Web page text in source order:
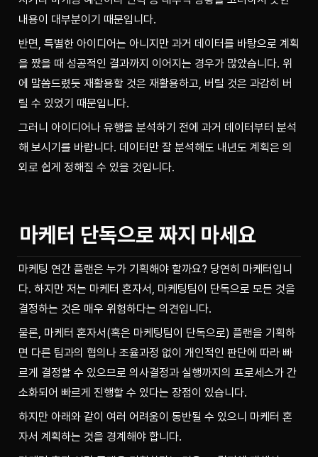
내용이 대부분이기 때문입니다.
반면, 특별한 아이디어는 아니지만 과거 데이터를 바탕으로 계획
을 짰을 때 성공적인 결과까지 이어지는 경우가 많았습니다. 위
에 말씀드렸듯 재활용할 것은 재활용하고, 버릴 것은 과감히 버
릴 수 있었기 때문입니다.
그러니 아이디어나 유행을 분석하기 전에 과거 데이터부터 분석
해 보시기를 바랍니다. 데이터만 잘 분석해도 내년도 계획은 의
외로 쉽게 정해질 수 있을 것입니다.
마케터 단독으로 짜지 마세요
마케팅 연간 플랜은 누가 기획해야 할까요? 당연히 마케터입니
다. 하지만 저는 마케터 혼자서, 마케팅팀이 단독으로 모든 것을
결정하는 것은 매우 위험하다는 의견입니다.
물론, 마케터 혼자서(혹은 마케팅팀이 단독으로) 플랜을 기획하
면 다른 팀과의 협의나 조율과정 없이 개인적인 판단에 따라 빠
르게 결정할 수 있으므로 의사결정과 실행까지의 프로세스가 간
소화되어 빠르게 진행할 수 있다는 장점이 있습니다.
하지만 아래와 같이 여러 어려움이 동반될 수 있으니 마케터 혼
자서 계획하는 것을 경계해야 합니다.